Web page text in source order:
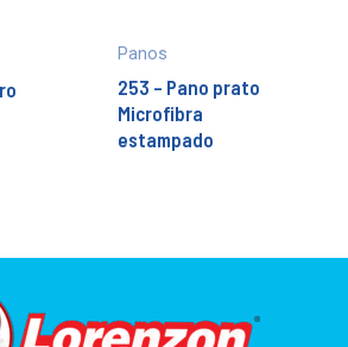
Panos
253 – Pano prato
Microfibra
estampado